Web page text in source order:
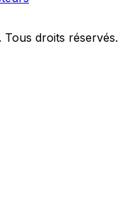
droits réservés.